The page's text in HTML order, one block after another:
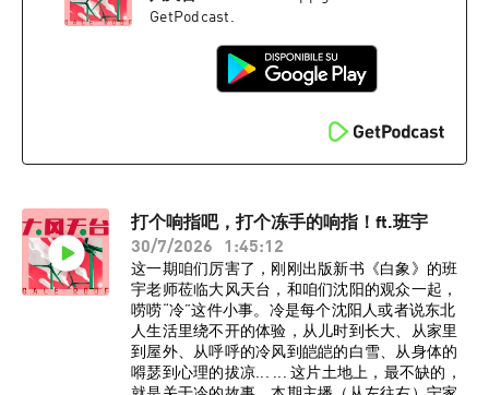
自高晓攀34:08 五岁就代表幼儿园宣传计划生育
大车61:40 “喜剧法西斯”77:20 赚钱了要去学“梦幻
脚步”BGM《流浪到淡水》金门王李炳辉监制：宁
听友群，请添加vx：dafengtiantai，回复“大风天
台”，即可入群。了解更多大风天台节目台前幕
后、现场花絮，请关注小红书官方账号@大风天
GetPodcast.
打个响指吧，打个冻手的响指！ft.班宇
30/7/2026
1:45:12
这一期咱们厉害了，刚刚出版新书《白象》的班
宇老师莅临大风天台，和咱们沈阳的观众一起，
唠唠“冷”这件小事。冷是每个沈阳人或者说东北
人生活里绕不开的体验，从儿时到长大、从家里
到屋外、从呼呼的冷风到皑皑的白雪、从身体的
嘚瑟到心理的拔凉... ... 这片土地上，最不缺的，